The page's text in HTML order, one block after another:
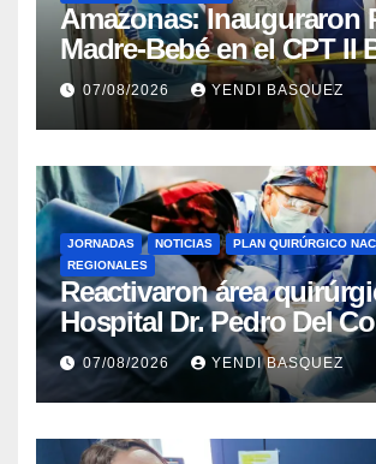
​Amazonas: Inauguraron
Madre-Bebé en el CPT II
del Aeropuerto
Rincón
07/08/2026 YENDI BASQUEZ
JORNADAS NOTICIAS
PLAN QUIRÚRGICO
REGIONALES
Reactivaron área
Hospital Dr. Pedro Del
Guárico
07/08/2026 YENDI BASQUEZ